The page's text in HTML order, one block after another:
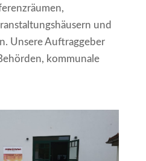
und
Unsere Auftraggeber
kommunale